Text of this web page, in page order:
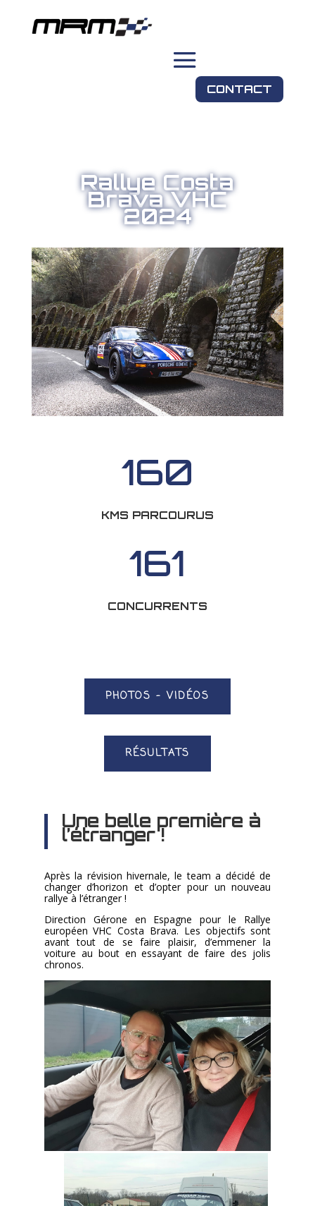
CONTACT
Rallye Costa
Brava VHC
2024
160
KMS PARCOURUS
161
CONCURRENTS
PHOTOS - VIDÉOS
RÉSULTATS
Une belle première à
l’étranger !
Après la révision hivernale, le team a décidé de
changer d’horizon et d’opter pour un nouveau
rallye à l’étranger !
Direction Gérone en Espagne pour le Rallye
européen VHC Costa Brava. Les objectifs sont
avant tout de se faire plaisir, d’emmener la
voiture au bout en essayant de faire des jolis
chronos.